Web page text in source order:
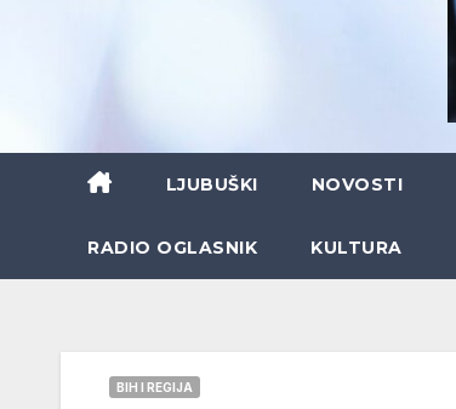
LJUBUŠKI NOVOSTI
RADIO OGLASNIK KULTURA
BIH I REGIJA